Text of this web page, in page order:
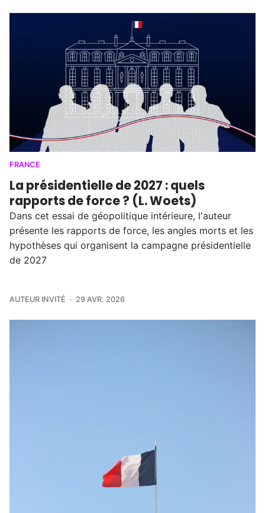
FRANCE
La présidentielle de 2027 : quels
rapports de force ? (L. Woets)
Dans cet essai de géopolitique intérieure, l'auteur
présente les rapports de force, les angles morts et les
hypothèses qui organisent la campagne présidentielle
de 2027
AUTEUR INVITÉ 29 AVR. 2026